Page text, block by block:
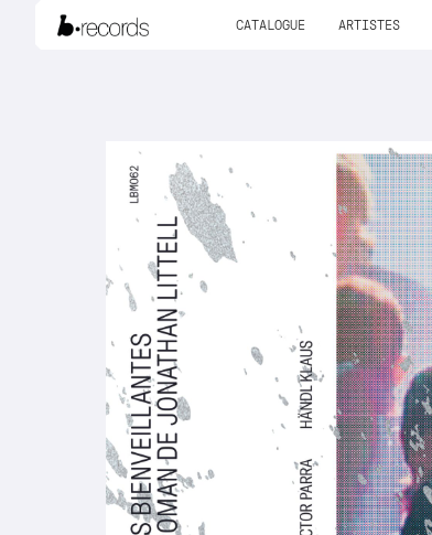
CATALOGUE ARTISTES